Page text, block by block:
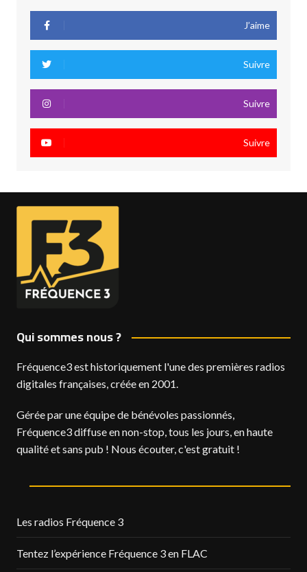
J’aime
Suivre
Suivre
Suivre
Qui sommes nous ?
Fréquence3 est historiquement l'une des premières radios
digitales françaises, créée en 2001.
Gérée par une équipe de bénévoles passionnés,
Fréquence3 diffuse en non-stop, tous les jours, en haute
qualité et sans pub ! Nous écouter, c'est gratuit !
Les radios Fréquence 3
Tentez l’expérience Fréquence 3 en FLAC